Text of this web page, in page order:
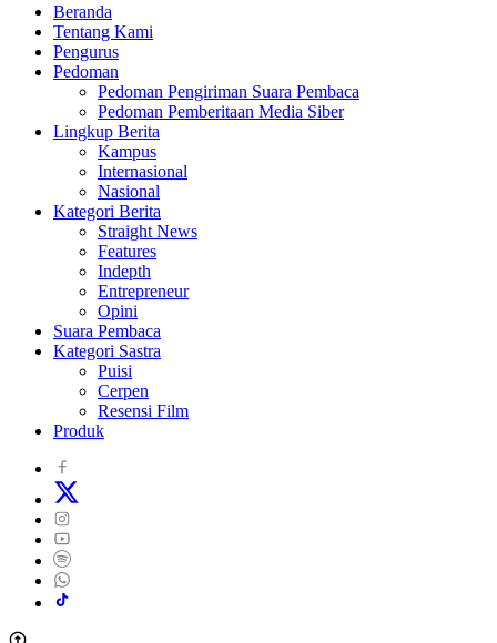
Beranda
Tentang Kami
Pengurus
Pedoman
Pedoman Pengiriman Suara Pembaca
Pedoman Pemberitaan Media Siber
Lingkup Berita
Kampus
Internasional
Nasional
Kategori Berita
Straight News
Features
Indepth
Entrepreneur
Opini
Suara Pembaca
Kategori Sastra
Puisi
Cerpen
Resensi Film
Produk